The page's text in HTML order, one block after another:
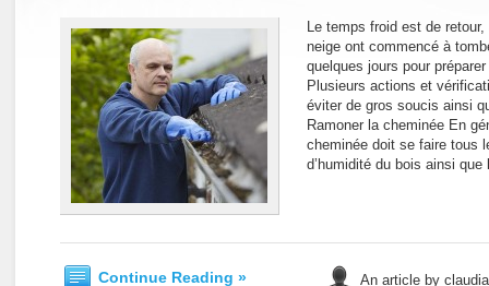
Le temps froid est de
neige ont commencé à
quelques jours pour
Plusieurs actions et
éviter de gros soucis
Ramoner la cheminée En
cheminée doit se faire tous
d’humidité du bois ainsi
Continue Reading » An article by